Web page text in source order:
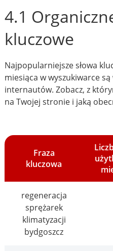
4.1
kluczowe
Najpopularniejsze słowa
miesiąca w wyszukiwarce
internautów. Zobacz, z
na Twojej stronie i jaką
Fraza
kluczowa
regeneracja
sprężarek
klimatyzacji
bydgoszcz